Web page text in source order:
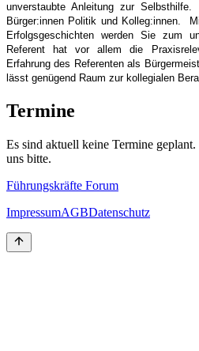
unverstaubte Anleitung zur
Bürger:innen Politik und Kolleg:innen.
Erfolgsgeschichten werden Sie zum
Referent hat vor allem die
Erfahrung des Referenten als
lässt genügend Raum zur kollegialen
Termine
Es sind aktuell keine Termine
uns bitte.
Führungskräfte Forum
ImpressumAGBDatenschutz